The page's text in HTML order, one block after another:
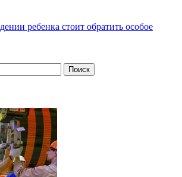
ребенка стоит обратить особое